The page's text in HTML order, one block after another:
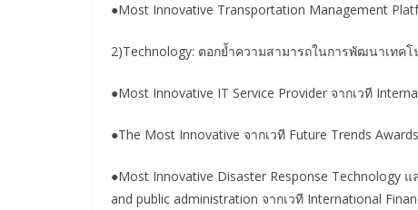
●Most Innovative Transportation Management
2)Technology: ตอกย้ำความสามารถในการพัฒนาเท
●Most Innovative IT Service Provider จากเวที
●The Most Innovative จากเวที Future Trends Awards
●Most Innovative Disaster Response Technology
and public administration จากเวที International